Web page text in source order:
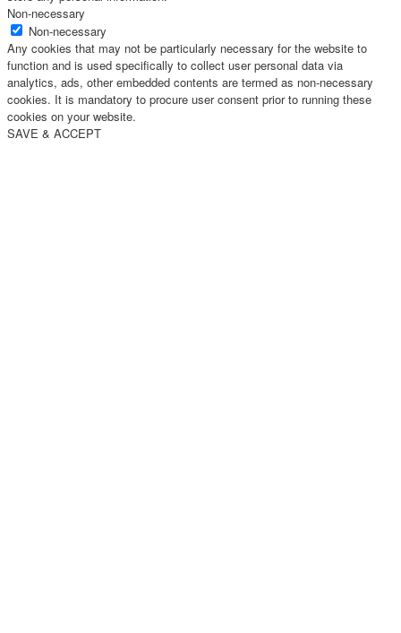
Non-necessary
Non-necessary
Any cookies that may not be particularly necessary for the website to
function and is used specifically to collect user personal data via
analytics, ads, other embedded contents are termed as non-necessary
cookies. It is mandatory to procure user consent prior to running these
cookies on your website.
SAVE & ACCEPT